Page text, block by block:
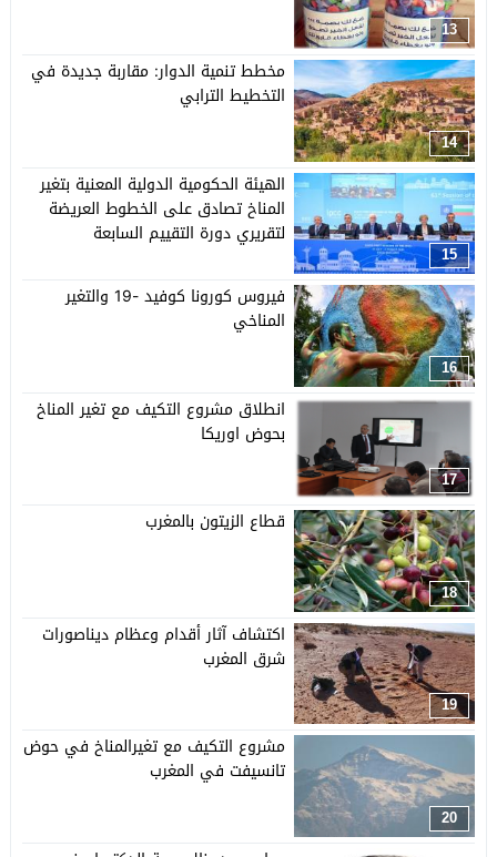
13
14
مخطط تنمية الدوار: مقاربة جديدة في
التخطيط الترابي
15
الهيئة الحكومية الدولية المعنية بتغير
المناخ تصادق على الخطوط العريضة
لتقريري دورة التقييم السابعة
16
فيروس كورونا كوفيد -19 والتغير
المناخي
17
انطلاق مشروع التكيف مع تغير المناخ
بحوض اوريكا
18
قطاع الزيتون بالمغرب
19
اكتشاف آثار أقدام وعظام ديناصورات
شرق المغرب
20
مشروع التكيف مع تغيرالمناخ في حوض
تانسيفت في المغرب